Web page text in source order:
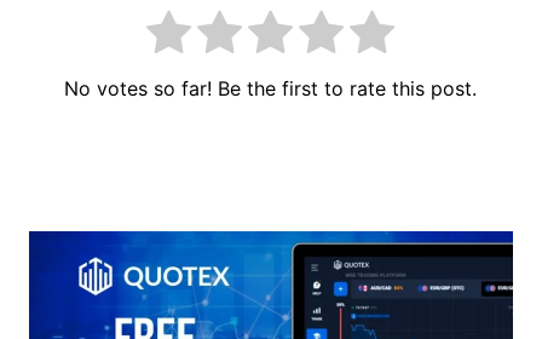
No votes so far! Be the first to rate this post.
l’article